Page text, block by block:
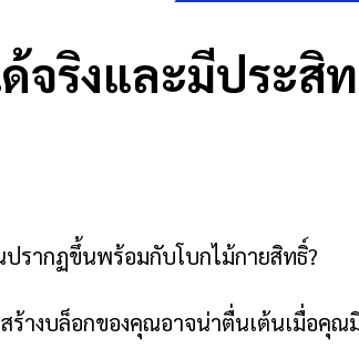
จริงและมีประสิ
ปรากฏขึ้นพร้อมกับโบกไม้กายสิทธิ์?
างบล็อกของคุณอาจน่าตื่นเต้นเมื่อคุณ